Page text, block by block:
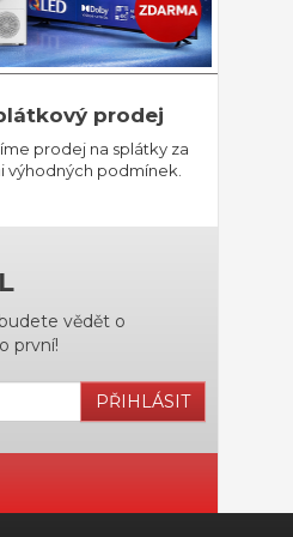
prodej
prodej na splátky za
výhodných podmínek.
vědět o
první!
PŘIHLÁSIT